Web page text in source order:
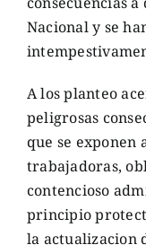
Nacional y se
A los planteo
peligrosas
que se exponen
trabajadoras,
contencioso
principio
la actualizacion